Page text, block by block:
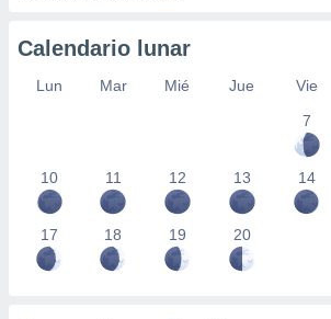
Calendario lunar
Lun Mar Mié Jue Vie
7
10 11 12 13 14
17 18 19 20